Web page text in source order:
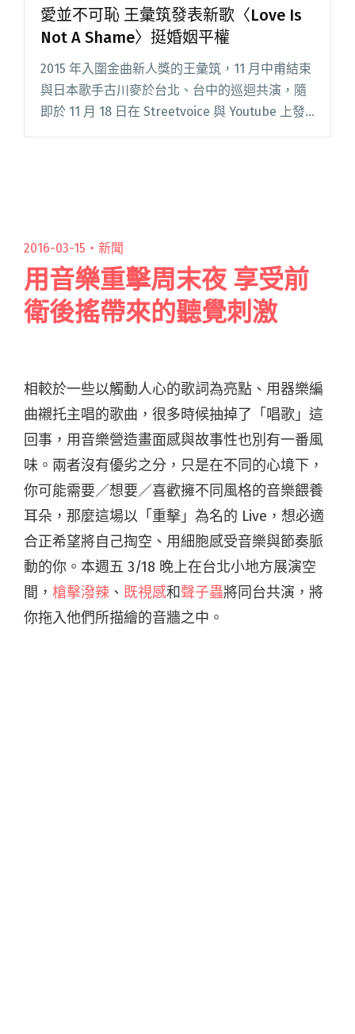
愛並不可恥 王彙筑發表新歌〈Love Is
Not A Shame〉挺婚姻平權
2015 年入圍金曲新人獎的王彙筑，11 月中甫結束
與日本歌手古川麥於台北、台中的巡迴共演，隨
即於 11 月 18 日在 Streetvoice 與 Youtube 上發
表創作單曲〈Love Is Not A Shame〉，為婚姻平
2016-03-15・ 新聞
用音樂重擊周末夜 享受前
衛後搖帶來的聽覺刺激
相較於一些以觸動人心的歌詞為亮點、用器樂編
曲襯托主唱的歌曲，很多時候抽掉了「唱歌」這
回事，用音樂營造畫面感與故事性也別有一番風
味。兩者沒有優劣之分，只是在不同的心境下，
你可能需要／想要／喜歡擁不同風格的音樂餵養
耳朵，那麼這場以「重擊」為名的 Live，想必適
合正希望將自己掏空、用細胞感受音樂與節奏脈
動的你。本週五 3/18 晚上在台北小地方展演空
間， 槍擊潑辣 、 既視感和聲子蟲將同台共演，將
你拖入他們所描繪的音牆之中。